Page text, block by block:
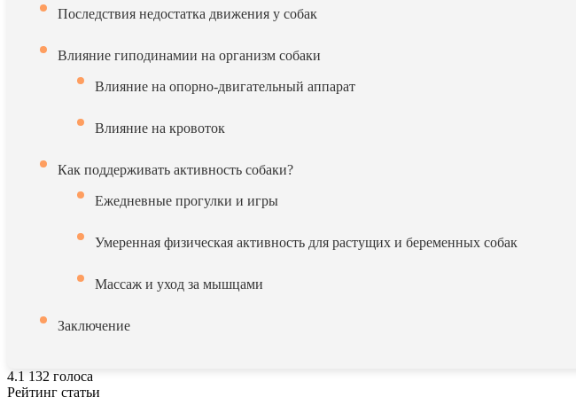
Последствия недостатка движения у собак
Влияние гиподинамии на организм собаки
Влияние на опорно-двигательный аппарат
Влияние на кровоток
Как поддерживать активность собаки?
Ежедневные прогулки и игры
Умеренная физическая активность для растущих и беременных собак
Массаж и уход за мышцами
Заключение
4.1 132 голоса
Рейтинг статьи